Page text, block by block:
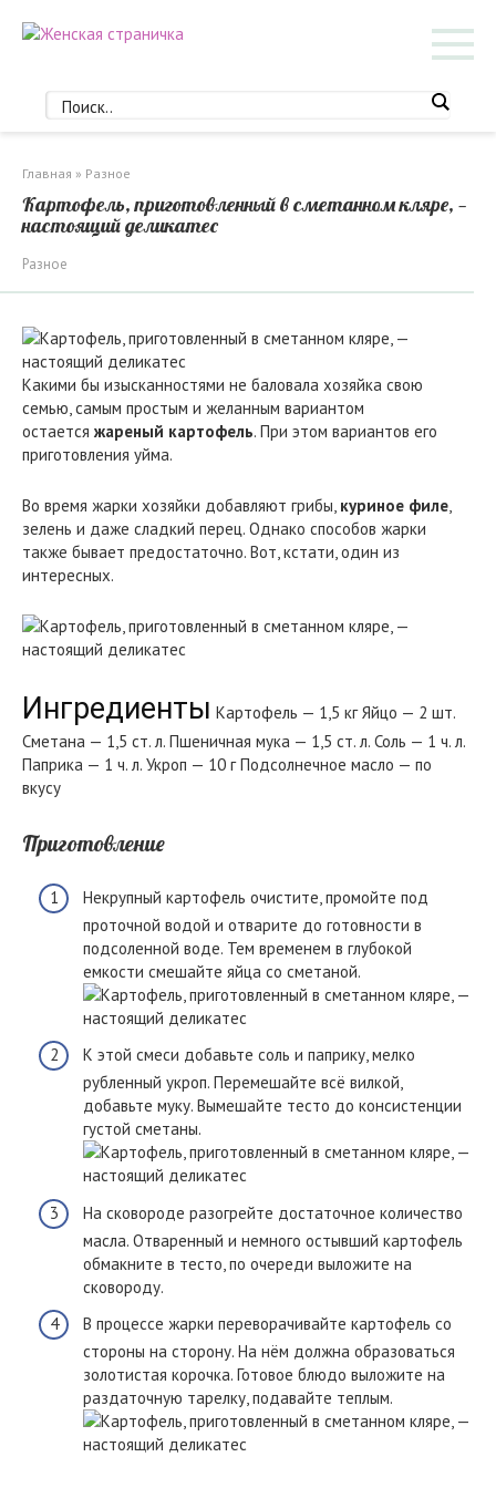
Главная » Разное
Картофель, приготовленный в сметанном кляре, —
настоящий деликатес
Разное
Какими бы изысканностями не баловала хозяйка свою
семью, самым простым и желанным вариантом
остается жареный картофель. При этом вариантов его
приготовления уйма.
Во время жарки хозяйки добавляют грибы, куриное филе,
зелень и даже сладкий перец. Однако способов жарки
также бывает предостаточно. Вот, кстати, один из
интересных.
Ингредиенты Картофель — 1,5 кг Яйцо — 2 шт.
Сметана — 1,5 ст. л. Пшеничная мука — 1,5 ст. л. Соль — 1 ч. л.
Паприка — 1 ч. л. Укроп — 10 г Подсолнечное масло — по
вкусу
Приготовление
Некрупный картофель очистите, промойте под
проточной водой и отварите до готовности в
подсоленной воде. Тем временем в глубокой
емкости смешайте яйца со сметаной.
К этой смеси добавьте соль и паприку, мелко
рубленный укроп. Перемешайте всё вилкой,
добавьте муку. Вымешайте тесто до консистенции
густой сметаны.
На сковороде разогрейте достаточное количество
масла. Отваренный и немного остывший картофель
обмакните в тесто, по очереди выложите на
сковороду.
В процессе жарки переворачивайте картофель со
стороны на сторону. На нём должна образоваться
золотистая корочка. Готовое блюдо выложите на
раздаточную тарелку, подавайте теплым.